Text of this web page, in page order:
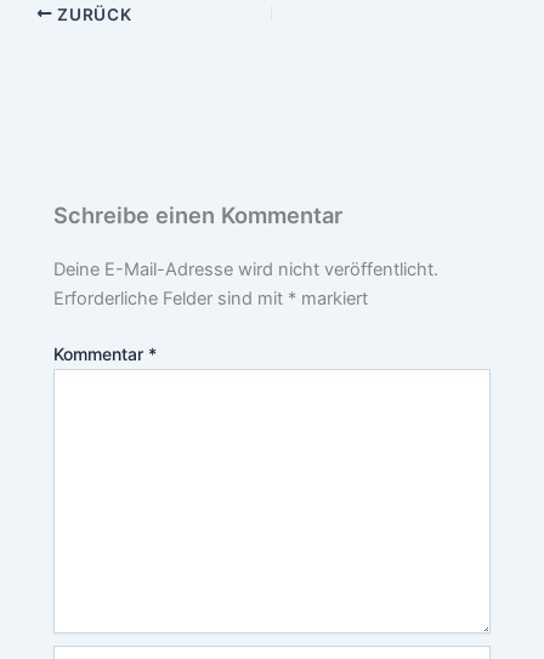
ZURÜCK
Schreibe einen Kommentar
Deine E-Mail-Adresse wird nicht veröffentlicht.
Erforderliche Felder sind mit * markiert
Kommentar *